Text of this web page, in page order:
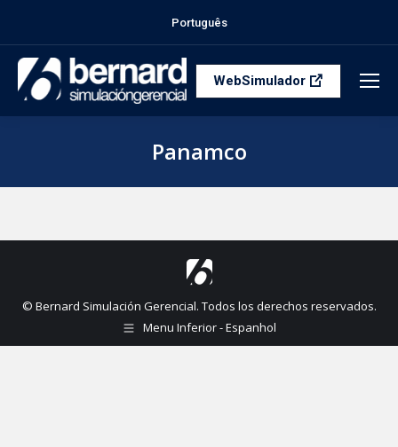
Português
WebSimulador
Panamco
© Bernard Simulación Gerencial. Todos los derechos reservados.
Menu Inferior - Espanhol